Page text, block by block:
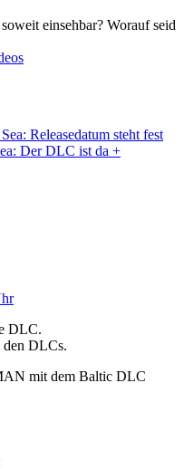
einsehbar? Worauf seid
Releasedatum steht fest
Der DLC ist da +
DLC.
den DLCs.
mit dem Baltic DLC